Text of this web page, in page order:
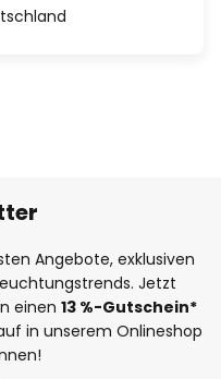
Angebote, exklusiven
Jetzt
einen 13 %-Gutschein*
in unserem Onlineshop